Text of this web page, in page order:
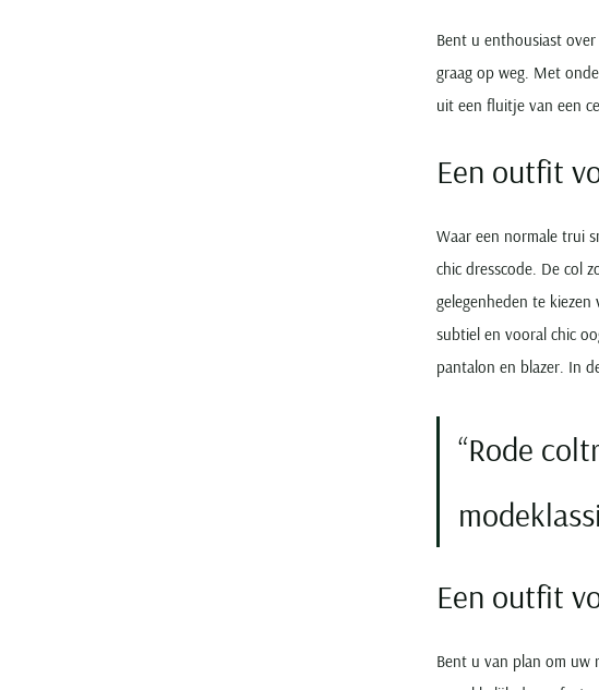
Bent u enthousiast
graag op weg. Met
uit een fluitje van een
Een outfit
Waar een normale trui
chic dresscode. De col
gelegenheden te
subtiel en vooral chic
pantalon en blazer. In
Rode
Een outfit
Bent u van plan om uw